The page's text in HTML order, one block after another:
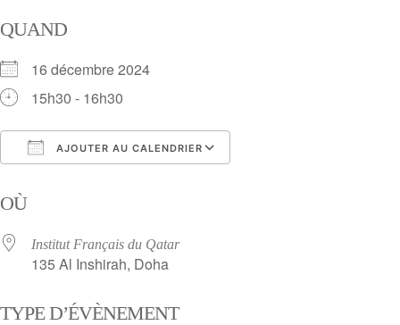
QUAND
16 décembre 2024
15h30 - 16h30
AJOUTER AU CALENDRIER
OÙ
Institut Français du Qatar
135 Al Inshirah, Doha
TYPE D’ÉVÈNEMENT